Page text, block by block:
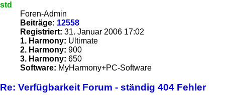
std
Foren-Admin
Beiträge: 12558
Registriert: 31. Januar 2006 17:02
1. Harmony: Ultimate
2. Harmony: 900
3. Harmony: 650
Software: MyHarmony+PC-Software
Re: Verfügbarkeit Forum - ständig 404 Fehler